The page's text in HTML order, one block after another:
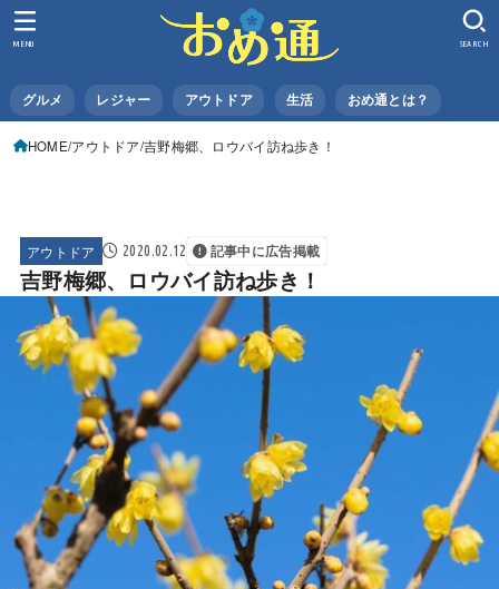
グルメ レジャー アウトドア 生活 おめ通とは？
SEARCH
MENU
HOME アウトドア 吉野梅郷、ロウバイ訪ね歩き！
アウトドア 2020.02.12 記事中に広告掲載
吉野梅郷、ロウバイ訪ね歩き！